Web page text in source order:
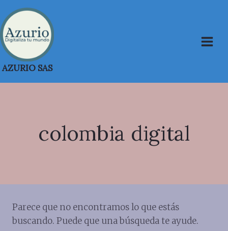
Saltar
al
contenido
AZURIO SAS
colombia digital
Parece que no encontramos lo que estás
buscando. Puede que una búsqueda te ayude.